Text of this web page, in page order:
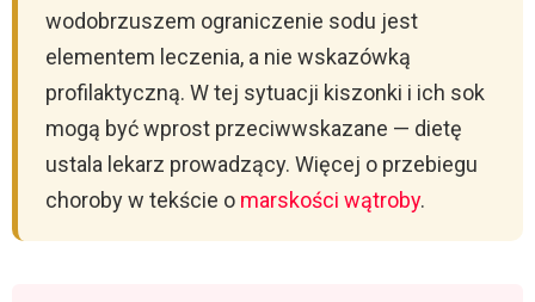
wodobrzuszem ograniczenie sodu jest
elementem leczenia, a nie wskazówką
profilaktyczną. W tej sytuacji kiszonki i ich sok
mogą być wprost przeciwwskazane — dietę
ustala lekarz prowadzący. Więcej o przebiegu
choroby w tekście o marskości wątroby.